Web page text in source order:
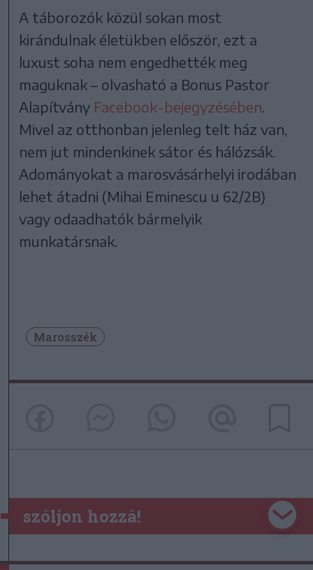
A táborozók közül sokan most
kirándulnak életükben először, ezt a
luxust soha nem engedhették meg
maguknak – olvasható a Bonus Pastor
Alapítvány Facebook-bejegyzésében
Mivel az otthonban jelenleg telt ház van,
nem jut mindenkinek sátor és hálózsák.
Adományokat a marosvásárhelyi irodában
lehet átadni (Mihai Eminescu u 62/2B)
vagy odaadhatók bármelyik
munkatársnak.
Marosszék
szóljon hozzá!